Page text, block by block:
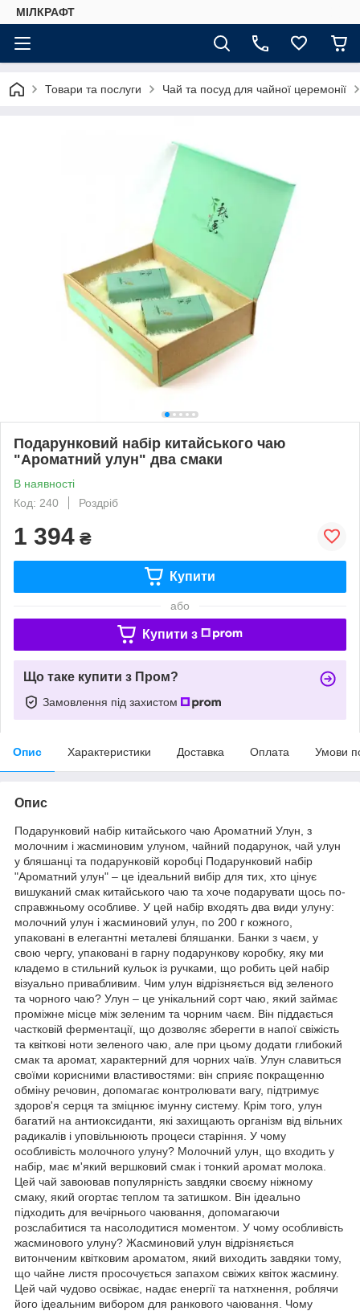
МІЛКРАФТ
Товари та послуги Чай та посуд для чайної церемонії
Подарунковий набір китайського чаю
"Ароматний улун" два смаки
В наявності
Код: 240
Роздріб
1 394 ₴
Купити
або
Купити з
Що таке купити з Пром?
Замовлення під захистом
Опис Характеристики Доставка Оплата Умови
Опис
Подарунковий набір китайського чаю Ароматний Улун, з
молочним і жасминовим улуном, чайний подарунок, чай улун
у бляшанці та подарунковій коробці Подарунковий набір
"Ароматний улун" – це ідеальний вибір для тих, хто цінує
вишуканий смак китайського чаю та хоче подарувати щось по-
справжньому особливе. У цей набір входять два види улуну:
молочний улун і жасминовий улун, по 200 г кожного,
упаковані в елегантні металеві бляшанки. Банки з чаєм, у
свою чергу, упаковані в гарну подарункову коробку, яку ми
кладемо в стильний кульок із ручками, що робить цей набір
візуально привабливим. Чим улун відрізняється від зеленого
та чорного чаю? Улун – це унікальний сорт чаю, який займає
проміжне місце між зеленим та чорним чаєм. Він піддається
частковій ферментації, що дозволяє зберегти в напої свіжість
та квіткові ноти зеленого чаю, але при цьому додати глибокий
смак та аромат, характерний для чорних чаїв. Улун славиться
своїми корисними властивостями: він сприяє покращенню
обміну речовин, допомагає контролювати вагу, підтримує
здоров'я серця та зміцнює імунну систему. Крім того, улун
багатий на антиоксиданти, які захищають організм від вільних
радикалів і уповільнюють процеси старіння. У чому
особливість молочного улуну? Молочний улун, що входить у
набір, має м'який вершковий смак і тонкий аромат молока.
Цей чай завоював популярність завдяки своєму ніжному
смаку, який огортає теплом та затишком. Він ідеально
підходить для вечірнього чаювання, допомагаючи
розслабитися та насолодитися моментом. У чому особливість
жасминового улуну? Жасминовий улун відрізняється
витонченим квітковим ароматом, який виходить завдяки тому,
що чайне листя просочується запахом свіжих квіток жасмину.
Цей чай чудово освіжає, надає енергії та натхнення, роблячи
його ідеальним вибором для ранкового чаювання. Чому